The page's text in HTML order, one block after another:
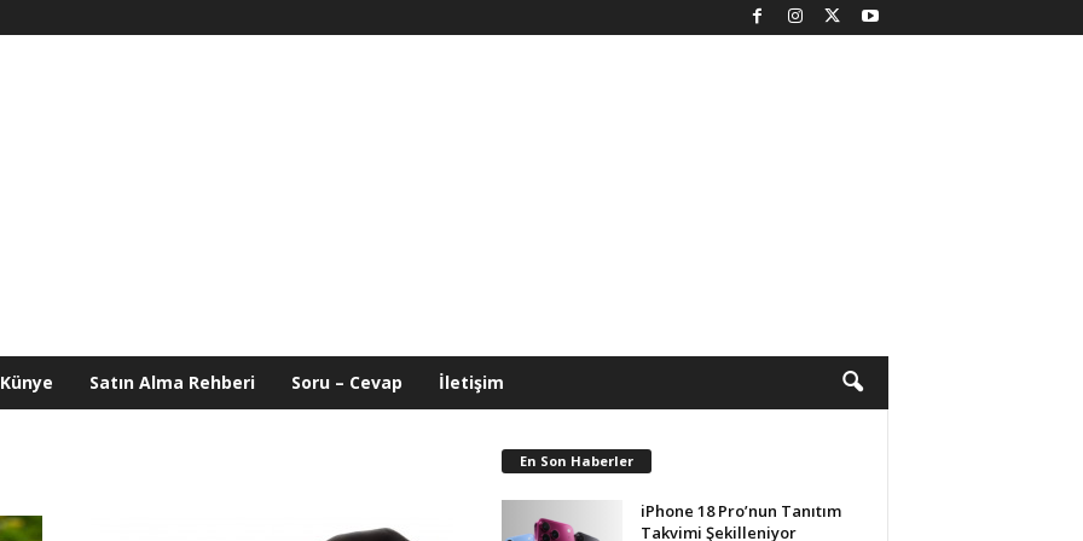
Künye Satın Alma Rehberi Soru – Cevap İletişim
En Son Haberler
iPhone 18 Pro’nun Tanıtım
Takvimi Şekilleniyor